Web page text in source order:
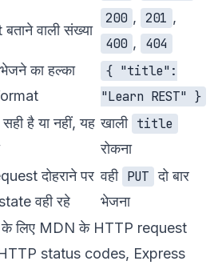
वाली संख्या
200 , 201 ,
400 , 404
का हल्का
{ "title":
"Learn REST" }
है या नहीं, यह खाली title
रोकना
दोहराने पर
वही रहे
वही PUT दो बार
भेजना
लिए MDN के HTTP request
status codes, Express